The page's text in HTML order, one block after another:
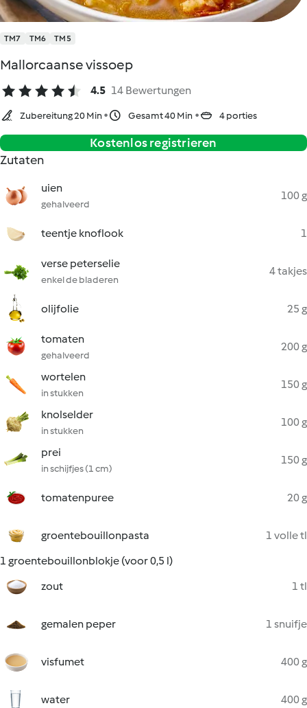
TM7 TM6 TM5
Mallorcaanse vissoep
4.5 14 Bewertungen
Zubereitung 20 Min Gesamt 40 Min 4 porties
Kostenlos registrieren
Zutaten
uien
gehalveerd
100 g
teentje knoflook 1
verse peterselie
enkel de bladeren
4 takjes
olijfolie 25 g
tomaten
gehalveerd
200 g
wortelen
in stukken
150 g
knolselder
in stukken
100 g
prei
in schijfjes (1 cm)
150 g
tomatenpuree 20 g
groentebouillonpasta
1 volle tl
1 groentebouillonblokje (voor 0,5 l)
zout
1 tl
gemalen peper 1 snuifje
visfumet 400 g
water 400 g